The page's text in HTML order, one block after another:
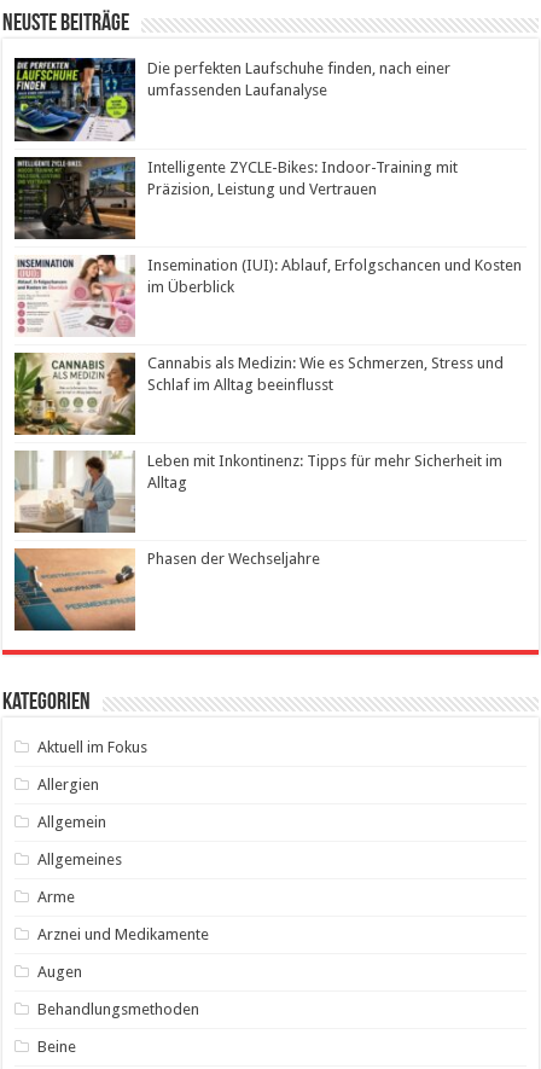
Neuste Beiträge
Die perfekten Laufschuhe finden, nach einer
umfassenden Laufanalyse
Intelligente ZYCLE-Bikes: Indoor-Training mit
Präzision, Leistung und Vertrauen
Insemination (IUI): Ablauf, Erfolgschancen und Kosten
im Überblick
Cannabis als Medizin: Wie es Schmerzen, Stress und
Schlaf im Alltag beeinflusst
Leben mit Inkontinenz: Tipps für mehr Sicherheit im
Alltag
Phasen der Wechseljahre
Kategorien
Aktuell im Fokus
Allergien
Allgemein
Allgemeines
Arme
Arznei und Medikamente
Augen
Behandlungsmethoden
Beine